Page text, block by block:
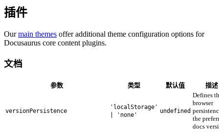
插件
Ourmain themes offer additional theme configuration options for
Docusaurus core content plugins.
文档
参数 类型 默认值 描述
versionPersistence
'localStorage'
| 'none'
undefined
Defines
browser
the
docs